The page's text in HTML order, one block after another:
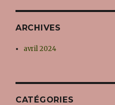
ARCHIVES
avril 2024
CATÉGORIES